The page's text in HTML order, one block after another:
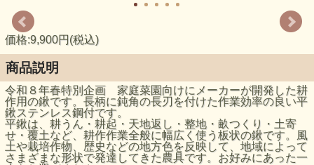
価格:9,900円(税込)
商品説明
令和８年春特別企画 家庭菜園向けにメーカーが開発した耕
作用の鍬です。長柄に鈍角の長刃を付けた作業効率の良い平
鍬ステンレス鋼付です。
平鍬は、耕うん・耕起・天地返し・整地・畝つくり・土寄
せ・覆土など、耕作作業全般に幅広く使う板状の鍬です。風
土や栽培作物、歴史などの地方色を反映して、地域によって
さまざまな形状で発達してきた農具です。お好みにあった一